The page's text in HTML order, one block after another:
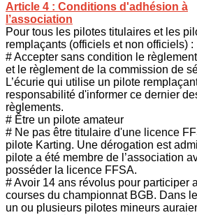
Article 4 : Conditions d'adhésion à
l’association
Pour tous les pilotes titulaires et les
remplaçants (officiels et non officiels)
# Accepter sans condition le
et le règlement de la commission de
L’écurie qui utilise un pilote
responsabilité d'informer ce dernier
règlements.
# Être un pilote amateur
# Ne pas être titulaire d'une licence
pilote Karting. Une dérogation est
pilote a été membre de l’association
posséder la licence FFSA.
# Avoir 14 ans révolus pour participer
courses du championnat BGB. Dans
un ou plusieurs pilotes mineurs